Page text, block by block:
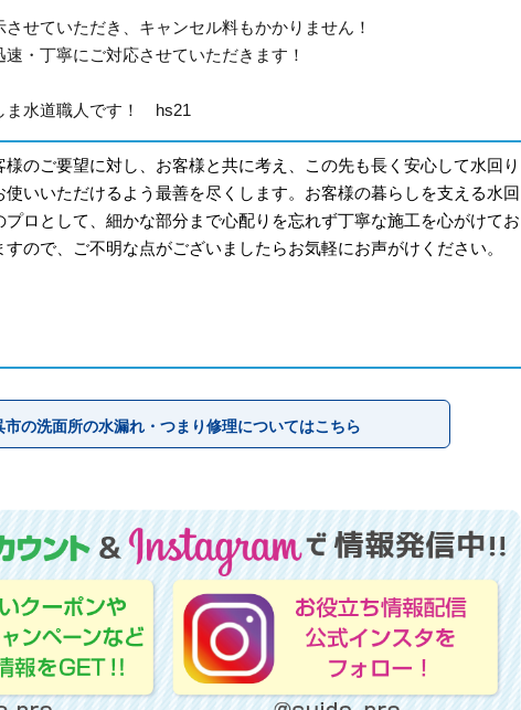
せていただき、キャンセル料もかかりません！
・丁寧にご対応させていただきます！
ま水道職人です！ hs21
様のご要望に対し、お客様と共に考え、この先も長く安心して水回り
使いいただけるよう最善を尽くします。お客様の暮らしを支える水回
プロとして、細かな部分まで心配りを忘れず丁寧な施工を心がけてお
すので、ご不明な点がございましたらお気軽にお声がけください。
市の洗面所の水漏れ・つまり修理についてはこちら